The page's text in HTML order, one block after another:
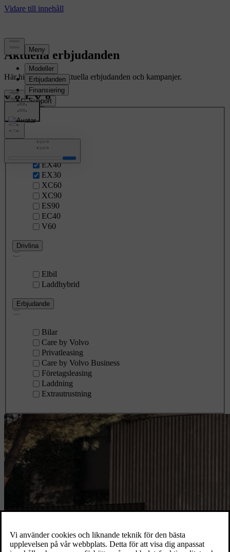
Aktuella erbjudanden
Här hittar du våra aktuella erbjudanden och kampanjer.
Filtrera
Modell
EX60
EX40
EX30
XC60
XC90
ES90
EC40
V60
Drivlina
Elbil
Laddhybrid
Erbjudande
Bilar
Care by Volvo
Privatleasing
Care by Volvo Business
Företagsleasing
Laddning
Extrautrustning